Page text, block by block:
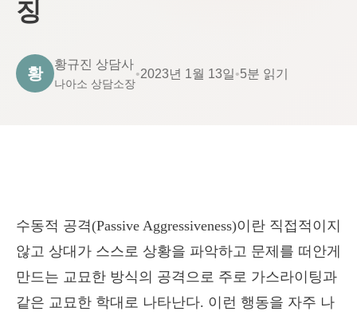
징
황
황규진 상담사
나아소 상담소장
•2023년 1월 13일•5분 읽기
수동적 공격(Passive Aggressiveness)이란 직접적이지
않고 상대가 스스로 상황을 파악하고 문제를 떠안게
만드는 교묘한 방식의 공격으로 주로 가스라이팅과
같은 교묘한 학대로 나타난다. 이런 행동을 자주 나